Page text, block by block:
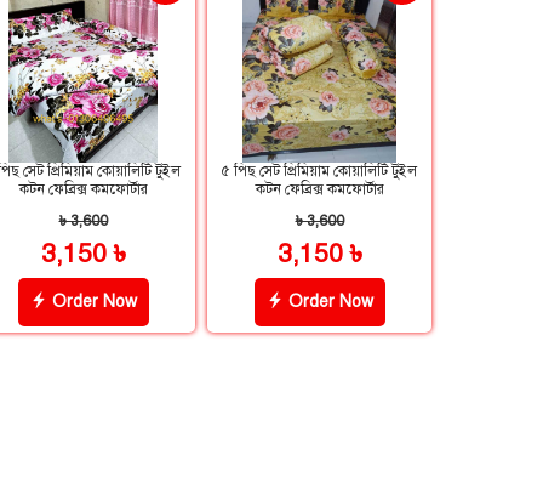
সেট প্রিমিয়াম কোয়ালিটি টুইল
কটন ফেব্রিক্স কমফোর্টার
৳ 3,600
3,150 ৳
Order Now
৫ পিছ সেট প্রিমিয়াম কোয়ালিটি টুইল
কটন ফেব্রিক্স কমফোর্টার
৳ 3,600
3,150 ৳
Order Now